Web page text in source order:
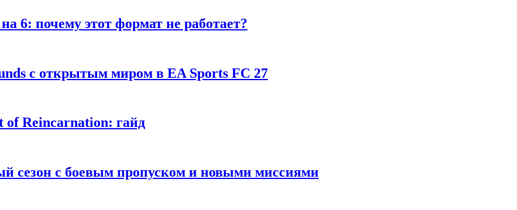
6: почему этот формат не работает?
с открытым миром в EA Sports FC 27
of Reincarnation: гайд
сезон с боевым пропуском и новыми миссиями